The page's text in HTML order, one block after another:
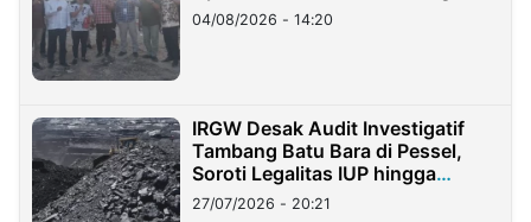
04/08/2026 - 14:20
IRGW Desak Audit Investigatif
Tambang Batu Bara di Pessel,
Soroti Legalitas IUP hingga
Stockpile
27/07/2026 - 20:21